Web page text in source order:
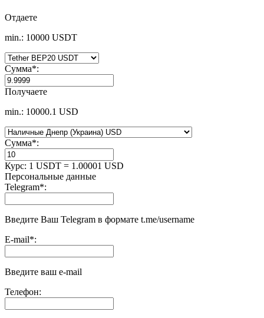
Отдаете
min.: 10000 USDT
Сумма*:
Получаете
min.: 10000.1 USD
Сумма*:
Курс: 1 USDT = 1.00001 USD
Персональные данные
Telegram*:
Введите Ваш Telegram в формате t.me/username
E-mail*:
Введите ваш e-mail
Телефон: